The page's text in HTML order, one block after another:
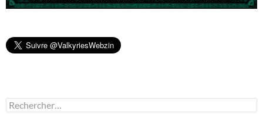
Rechercher :